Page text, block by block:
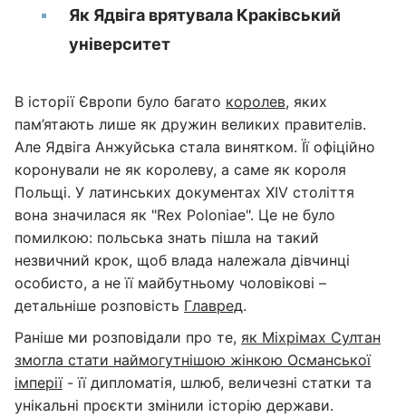
Як Ядвіга врятувала Краківський
університет
В історії Європи було багато королев, яких
пам’ятають лише як дружин великих правителів.
Але Ядвіга Анжуйська стала винятком. Її офіційно
коронували не як королеву, а саме як короля
Польщі. У латинських документах XIV століття
вона значилася як "Rex Poloniae". Це не було
помилкою: польська знать пішла на такий
незвичний крок, щоб влада належала дівчинці
особисто, а не її майбутньому чоловікові –
детальніше розповість Главред.
Раніше ми розповідали про те, як Міхрімах Султан
змогла стати наймогутнішою жінкою Османської
імперії- її дипломатія, шлюб, величезні статки та
унікальні проєкти змінили історію держави.